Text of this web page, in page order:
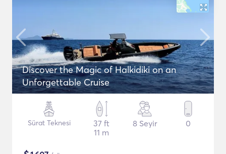
Discover the Magic of Halkidiki on an
Unforgettable Cruise
Sürat Teknesi
37 ft
11 m
8 Seyir 0